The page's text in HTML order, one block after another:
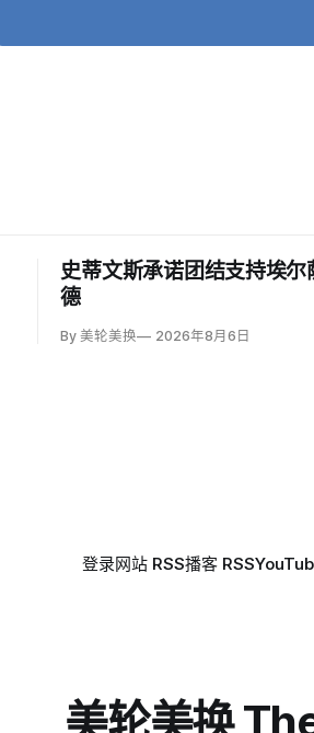
史蒂文斯承诺团结支持埃尔
德
By 美轮美换 2026年8月6日
登录网站 RSS播客 RSS
美轮美换